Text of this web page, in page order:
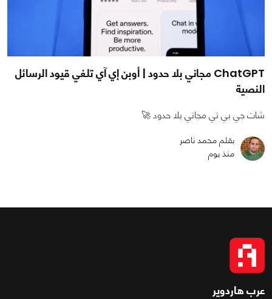
ChatGPT مجاني بلا حدود | أوبن إي آي تلغي قيود الرسائل
النصية
شات جي بي تي مجاني بلا حدود 🚀
بقلم محمد ناصر
منذ يوم
عرب هاردوير